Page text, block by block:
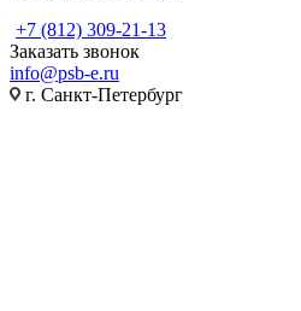
+7 (812) 309-21-13
Заказать звонок
info@psb-e.ru
г. Санкт-Петербург